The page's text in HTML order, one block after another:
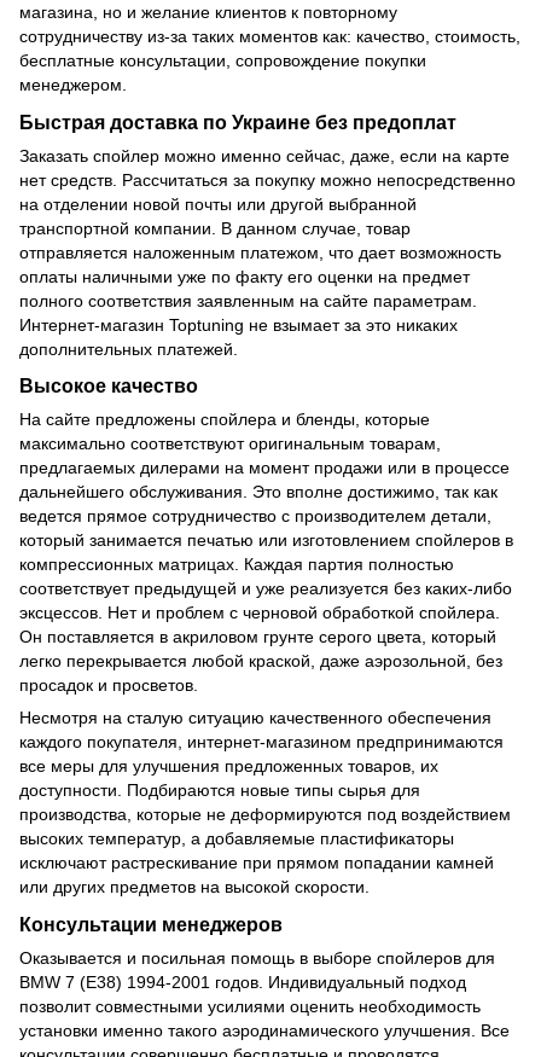
магазина, но и желание клиентов к повторному
сотрудничеству из-за таких моментов как: качество, стоимость,
бесплатные консультации, сопровождение покупки
менеджером.
Быстрая доставка по Украине без предоплат
Заказать спойлер можно именно сейчас, даже, если на карте
нет средств. Рассчитаться за покупку можно непосредственно
на отделении новой почты или другой выбранной
транспортной компании. В данном случае, товар
отправляется наложенным платежом, что дает возможность
оплаты наличными уже по факту его оценки на предмет
полного соответствия заявленным на сайте параметрам.
Интернет-магазин Toptuning не взымает за это никаких
дополнительных платежей.
Высокое качество
На сайте предложены спойлера и бленды, которые
максимально соответствуют оригинальным товарам,
предлагаемых дилерами на момент продажи или в процессе
дальнейшего обслуживания. Это вполне достижимо, так как
ведется прямое сотрудничество с производителем детали,
который занимается печатью или изготовлением спойлеров в
компрессионных матрицах. Каждая партия полностью
соответствует предыдущей и уже реализуется без каких-либо
эксцессов. Нет и проблем с черновой обработкой спойлера.
Он поставляется в акриловом грунте серого цвета, который
легко перекрывается любой краской, даже аэрозольной, без
просадок и просветов.
Несмотря на сталую ситуацию качественного обеспечения
каждого покупателя, интернет-магазином предпринимаются
все меры для улучшения предложенных товаров, их
доступности. Подбираются новые типы сырья для
производства, которые не деформируются под воздействием
высоких температур, а добавляемые пластификаторы
исключают растрескивание при прямом попадании камней
или других предметов на высокой скорости.
Консультации менеджеров
Оказывается и посильная помощь в выборе спойлеров для
BMW 7 (E38) 1994-2001 годов. Индивидуальный подход
позволит совместными усилиями оценить необходимость
установки именно такого аэродинамического улучшения. Все